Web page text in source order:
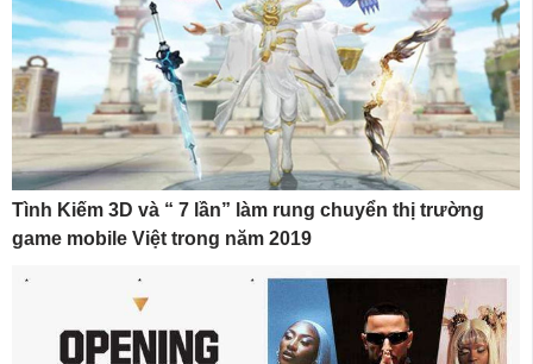
Tình Kiếm 3D và “ 7 lần” làm rung chuyển thị trường
game mobile Việt trong năm 2019